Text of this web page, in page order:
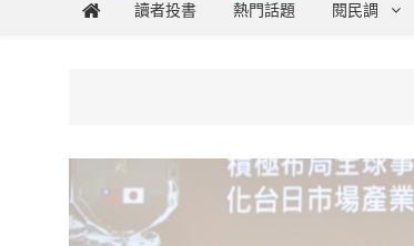
讀者投書 熱門話題 閱民調